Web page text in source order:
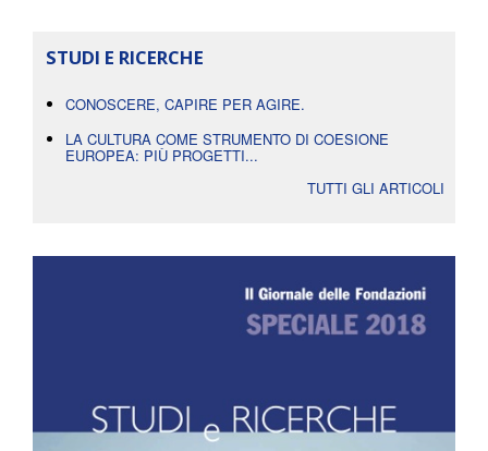
STUDI E RICERCHE
CONOSCERE, CAPIRE PER AGIRE.
LA CULTURA COME STRUMENTO DI COESIONE
EUROPEA: PIÙ PROGETTI...
TUTTI GLI ARTICOLI